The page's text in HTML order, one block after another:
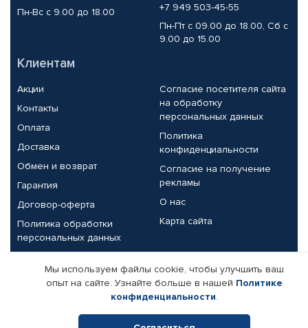
Пн-Вс с 9.00 до 18.00
+7 949 503-45-55
Пн-Пт с 09.00 до 18.00, Сб с
9.00 до 15.00
Клиентам
Акции
Контакты
Оплата
Доставка
Обмен и возврат
Гарантия
Договор-оферта
Политика обработки
персональных данных
Согласие посетителя сайта
на обработку
персональных данных
Политика
конфиденциальности
Согласие на получение
рекламы
О нас
Карта сайта
Партнерам
Корпоративным клиентам
Поставщикам
Реквизиты компании
Мы используем файлы cookie, чтобы улучшить ваш
опыт на сайте. Узнайте больше в нашей Политике
конфиденциальности.